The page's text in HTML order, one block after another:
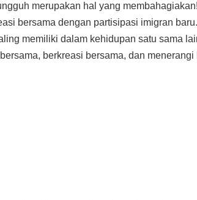
merupakan hal yang membahagiakan!
bersama dengan partisipasi imigran
memiliki dalam kehidupan satu sama
berkreasi bersama, dan